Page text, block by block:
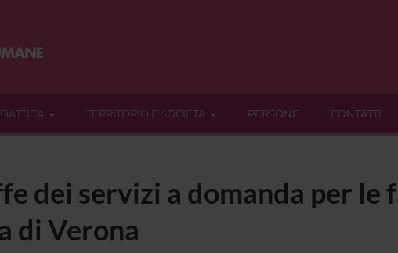
TERRITORIO E SOCIETÀ PERSONE CONTATTI
dei servizi a domanda per le
di Verona